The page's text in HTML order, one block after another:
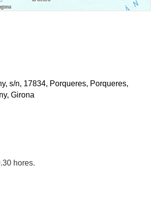
s/n, 17834, Porqueres, Porqueres,
Girona
hores.